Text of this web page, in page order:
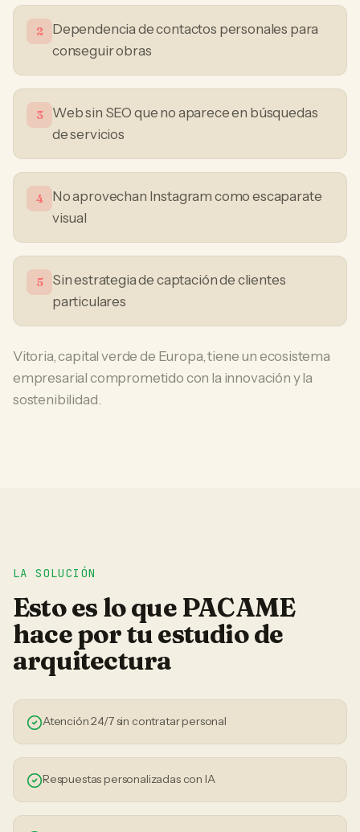
2
Dependencia de contactos personales para
conseguir obras
3
Web sin SEO que no aparece en búsquedas
de servicios
4
No aprovechan Instagram como escaparate
visual
5
Sin estrategia de captación de clientes
particulares
Vitoria, capital verde de Europa, tiene un ecosistema
empresarial comprometido con la innovación y la
sostenibilidad.
LA SOLUCIÓN
Esto es lo que PACAME
hace por tuestudio de
arquitectura
Atención 24/7 sin contratar personal
Respuestas personalizadas con IA